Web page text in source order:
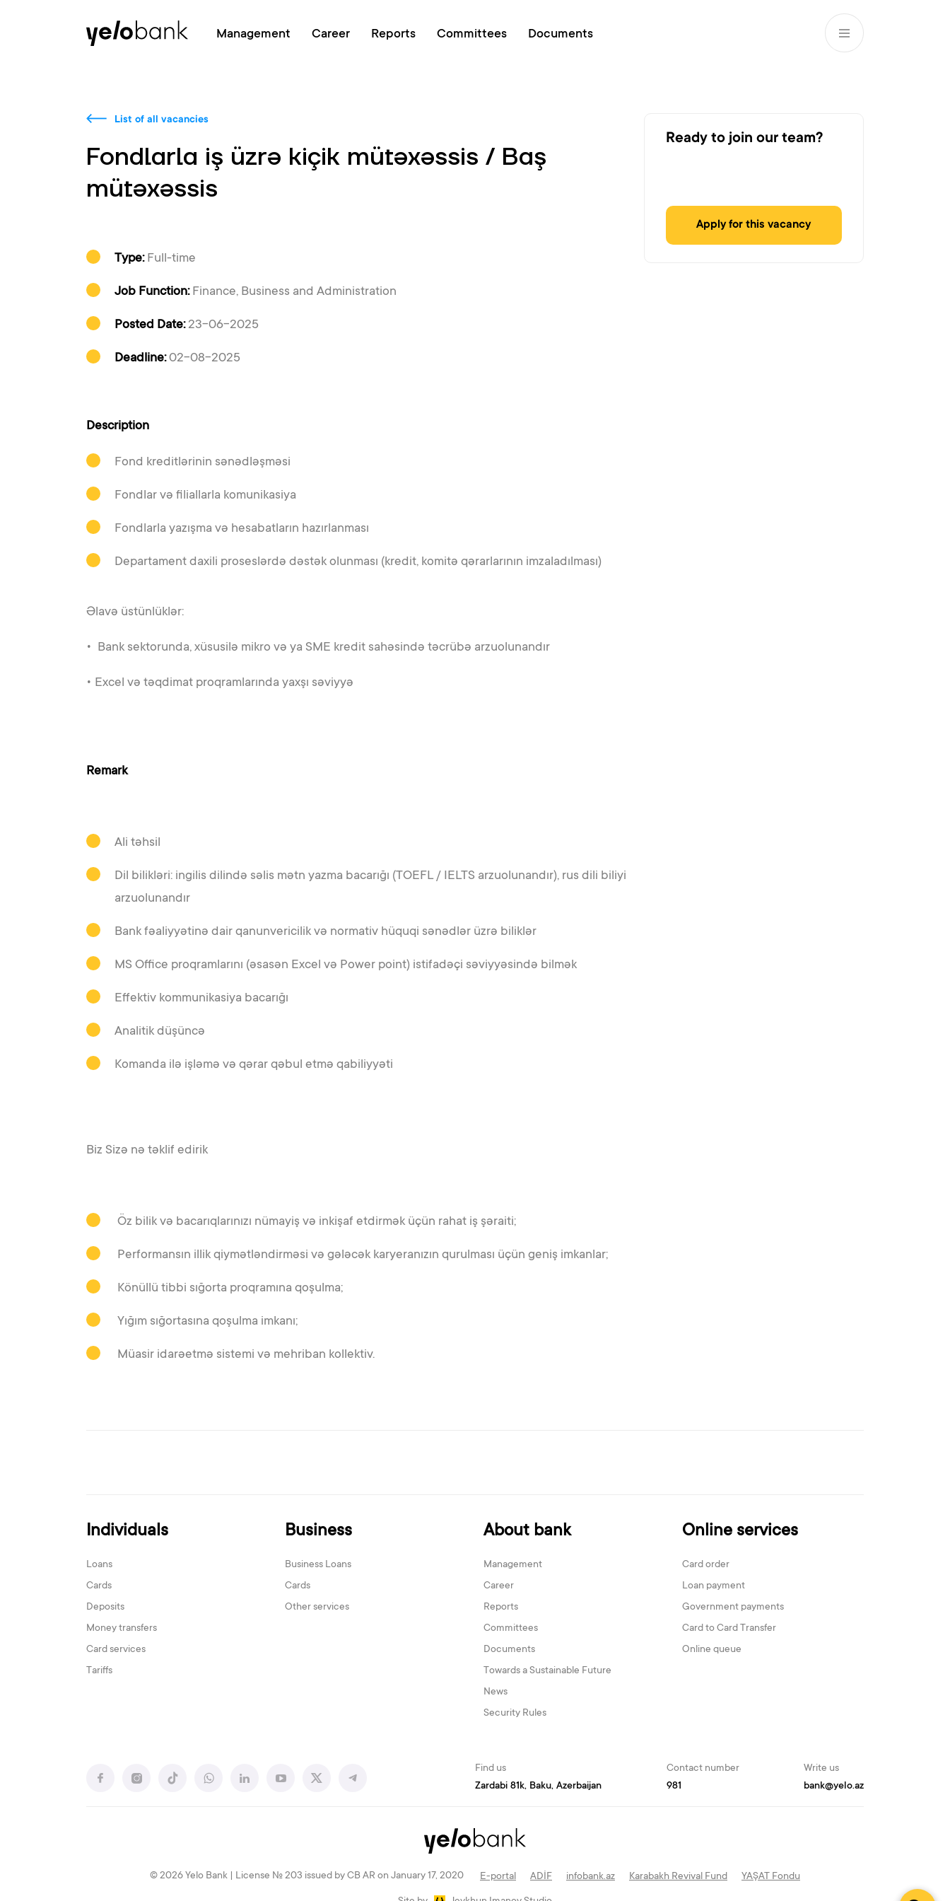
EN
Management Career Reports Committees Documents
List of all vacancies
Fondlarla iş üzrə kiçik mütəxəssis / Baş
mütəxəssis
Type:Full-time
Job Function:Finance, Business and Administration
Posted Date:23-06-2025
Deadline:02-08-2025
Description
Fond kreditlərinin sənədləşməsi
Fondlar və filiallarla komunikasiya
Fondlarla yazışma və hesabatların hazırlanması
Departament daxili proseslərdə dəstək olunması (kredit, komitə qərarlarının imzaladılması)
Əlavə üstünlüklər:
• Bank sektorunda, xüsusilə mikro və ya SME kredit sahəsində təcrübə arzuolunandır
• Excel və təqdimat proqramlarında yaxşı səviyyə
Remark
Ali təhsil
Dil bilikləri: ingilis dilində səlis mətn yazma bacarığı (TOEFL / IELTS arzuolunandır), rus dili biliyi
arzuolunandır
Bank fəaliyyətinə dair qanunvericilik və normativ hüquqi sənədlər üzrə biliklər
MS Office proqramlarını (əsasən Excel və Power point) istifadəçi səviyyəsində bilmək
Effektiv kommunikasiya bacarığı
Analitik düşüncə
Komanda ilə işləmə və qərar qəbul etmə qabiliyyəti
Biz Sizə nə təklif edirik
Öz bilik və bacarıqlarınızı nümayiş və inkişaf etdirmək üçün rahat iş şəraiti;
Performansın illik qiymətləndirməsi və gələcək karyeranızın qurulması üçün geniş imkanlar;
Könüllü tibbi sığorta proqramına qoşulma;
Yığım sığortasına qoşulma imkanı;
Müasir idarəetmə sistemi və mehriban kollektiv.
Ready to join our team?
Apply for this vacancy
Individuals
Loans
Cards
Deposits
Money transfers
Card services
Tariffs
Business
Business Loans
Cards
Other services
About bank
Management
Career
Reports
Committees
Documents
Towards a Sustainable Future
News
Security Rules
Online services
Card order
Loan payment
Government payments
Card to Card Transfer
Online queue
Find us
Zardabi 81k, Baku, Azerbaijan
Contact number
981
Write us
bank@yelo.az
© 2026 Yelo Bank | License № 203 issued by CB AR on January 17, 2020 E-portal ADİF infobank.az Karabakh Revival Fund YAŞAT Fondu